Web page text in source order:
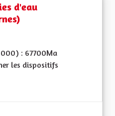
d'eau
: 67700Ma
les dispositifs